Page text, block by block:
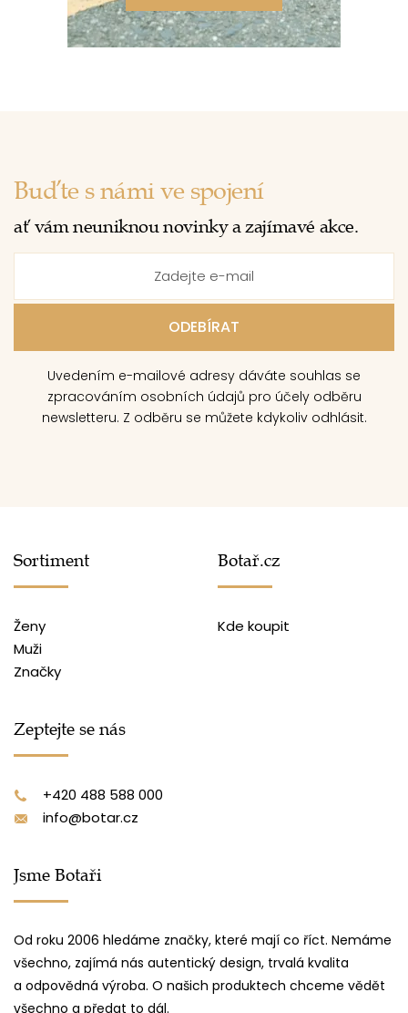
Buďte s námi ve spojení
ať vám neuniknou novinky a zajímavé akce.
Uvedením e-mailové adresy dáváte souhlas se
zpracováním osobních údajů pro účely odběru
newsletteru. Z odběru se můžete kdykoliv odhlásit.
Sortiment
Ženy
Muži
Značky
Botař.cz
Kde koupit
Zeptejte se nás
+420 488 588 000
info@botar.cz
Jsme Botaři
Od roku 2006 hledáme značky, které mají co říct. Nemáme
všechno, zajímá nás autentický design, trvalá kvalita
a odpovědná výroba. O našich produktech chceme vědět
všechno a předat to dál.